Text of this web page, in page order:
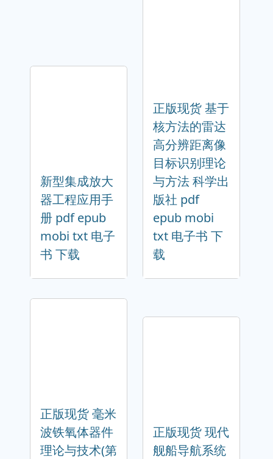
新型集成放大
器工程应用手
册 pdf epub
mobi txt 电子
书 下载
正版现货 基于
核方法的雷达
高分辨距离像
目标识别理论
与方法 科学出
版社 pdf
epub mobi
txt 电子书 下
载
正版现货 毫米
波铁氧体器件
理论与技术(第
正版现货 现代
舰船导航系统